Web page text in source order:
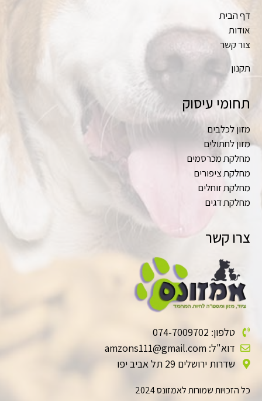
דף הבית
אודות
צור קשר
תקנון
תחומי עיסוק
מזון לכלבים
מזון לחתולים
מחלקת מכרסמים
מחלקת ציפורים
מחלקת זוחלים
מחלקת דגים
צרו קשר
טלפון: 074-7009702
דוא"ל: amzons111@gmail.com
שדרות ירושלים 29 תל אביב יפו
כל הזכויות שמורות לאמזונס 2024